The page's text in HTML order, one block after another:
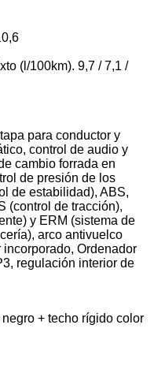
(l/100km). 9,7 / 7,1 /
para conductor y
control de audio y
cambio forrada en
de presión de los
de estabilidad), ABS,
(control de tracción),
y ERM (sistema de
arco antivuelco
Ordenador
regulación interior de
+ techo rígido color